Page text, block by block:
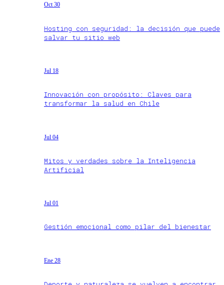
Oct 30
Hosting con seguridad: la decisión que puede
salvar tu sitio web
Jul 18
Innovación con propósito: Claves para
transformar la salud en Chile
Jul 04
Mitos y verdades sobre la Inteligencia
Artificial
Jul 01
Gestión emocional como pilar del bienestar
Ene 28